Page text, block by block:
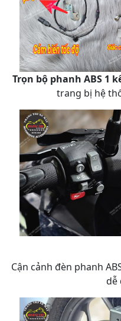
Trọn bộ phanh ABS 1
trang bị hệ
Cận cảnh đèn phanh
dễ